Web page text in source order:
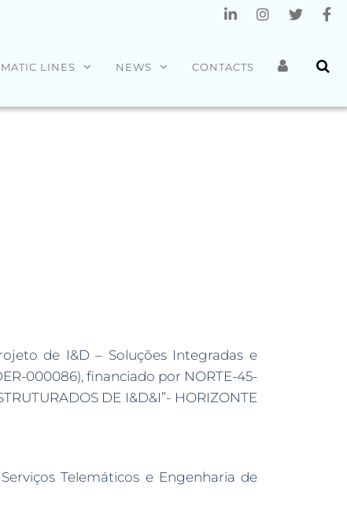
LINES NEWS CONTACTS
de I&D – Soluções Integradas e
000086), financiado por NORTE-45-
DE I&D&I”- HORIZONTE
Telemáticos e Engenharia de